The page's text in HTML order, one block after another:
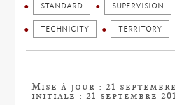
STANDARD SUPERVISION
TECHNICITY TERRITORY
Mise à jour : 21
initiale : 21 septembre